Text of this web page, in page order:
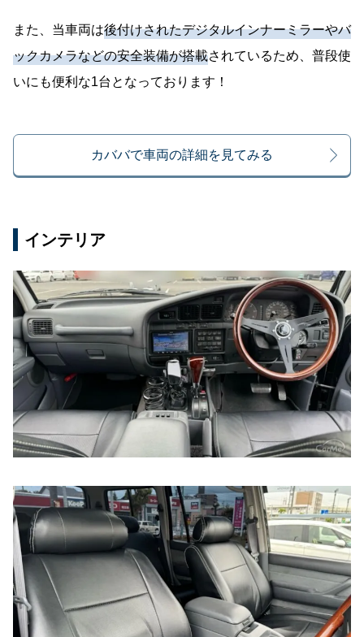
また、当車両は後付けされたデジタルインナーミラーやバ
ックカメラなどの安全装備が搭載されているため、普段使
いにも便利な1台となっております！
カババで車両の詳細を見てみる
インテリア